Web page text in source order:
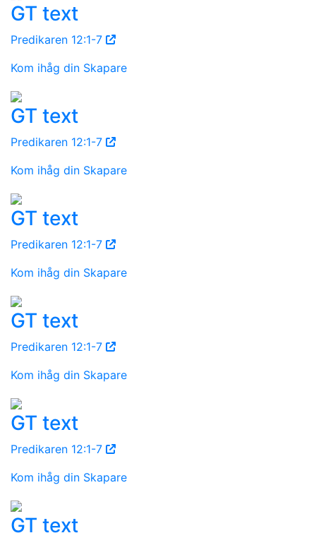
GT text
Predikaren 12:1-7
Kom ihåg din Skapare
GT text
Predikaren 12:1-7
Kom ihåg din Skapare
GT text
Predikaren 12:1-7
Kom ihåg din Skapare
GT text
Predikaren 12:1-7
Kom ihåg din Skapare
GT text
Predikaren 12:1-7
Kom ihåg din Skapare
GT text